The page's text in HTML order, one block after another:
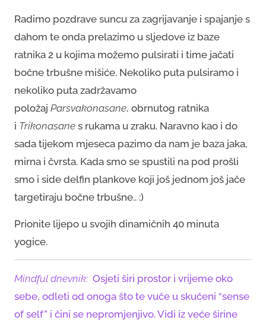
Radimo pozdrave suncu za zagrijavanje i spajanje s
dahom te onda prelazimo u sljedove iz baze
ratnika 2 u kojima možemo pulsirati i time jačati
bočne trbušne mišiće. Nekoliko puta pulsiramo i
nekoliko puta zadržavamo
položaj Parsvakonasane, obrnutog ratnika
i Trikonasane s rukama u zraku. Naravno kao i do
sada tijekom mjeseca pazimo da nam je baza jaka,
mirna i čvrsta. Kada smo se spustili na pod prošli
smo i side delfin plankove koji još jednom još jače
targetiraju bočne trbušne.. :)
Prionite lijepo u svojih dinamičnih 40 minuta
yogice.
Mindful dnevnik: Osjeti širi prostor i vrijeme oko
sebe, odleti od onoga što te vuče u skučeni “sense
of self” i čini se nepromjenjivo. Vidi iz veće širine